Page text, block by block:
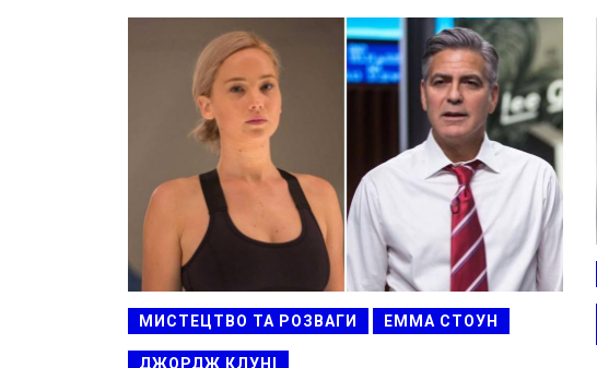
МИСТЕЦТВО ТА РОЗВАГИ ЕММА СТОУН
ДЖОРДЖ КЛУНІ